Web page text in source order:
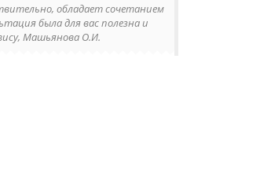
обладает сочетанием
была для вас полезна и
Машьянова О.И.